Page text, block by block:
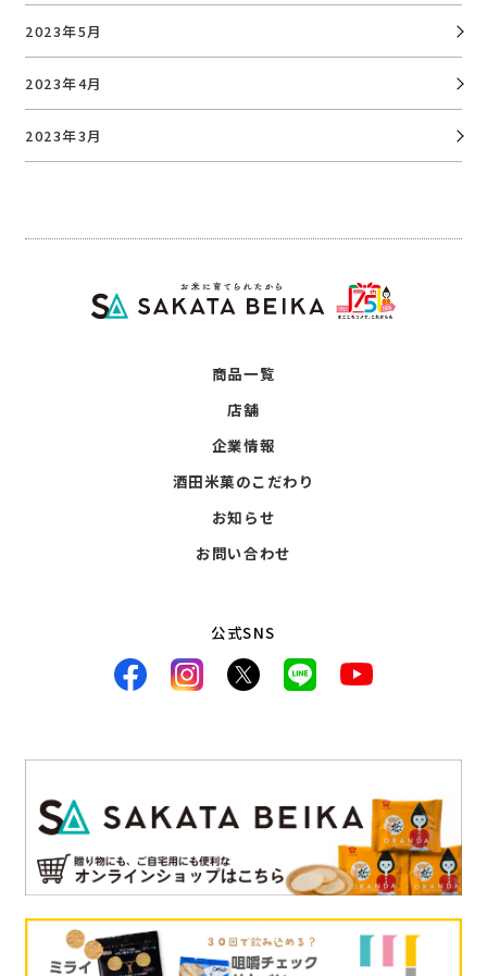
2023年5月
2023年4月
2023年3月
商品一覧
店舗
企業情報
酒田米菓のこだわり
お知らせ
お問い合わせ
公式SNS